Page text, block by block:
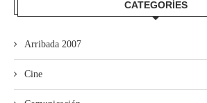
CATEGORÍES
Arribada 2007
Cine